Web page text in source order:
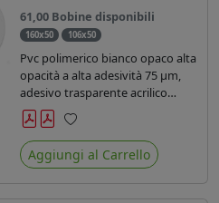
61,00 Bobine disponibili
160x50 106x50
Pvc polimerico bianco opaco alta
opacità a alta adesività 75 µm,
adesivo trasparente acrilico
hotmelt permanente, durata 5-7
anni liner 140gr PE su entrambi
lati. Dotato di certificato ignifugo
Bs1d0.
Preferiti
Aggiungi al Carrello